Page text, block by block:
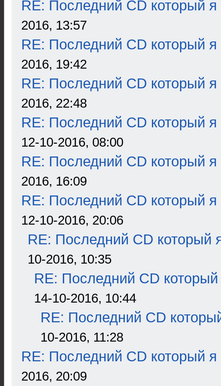
RE: Последний CD который я
2016, 13:57
RE: Последний CD который я
2016, 19:42
RE: Последний CD который я
2016, 22:48
RE: Последний CD который я
12-10-2016, 08:00
RE: Последний CD который я
2016, 16:09
RE: Последний CD который я
12-10-2016, 20:06
RE: Последний CD который
10-2016, 10:35
RE: Последний CD который
14-10-2016, 10:44
RE: Последний CD
10-2016, 11:28
RE: Последний CD который я
2016, 20:09